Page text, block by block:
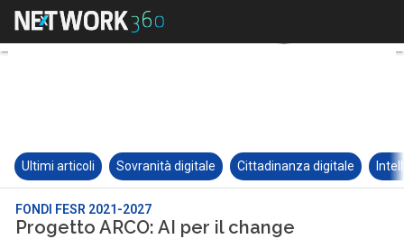
Ultimi articoli Sovranità digitale Cittadinanza digitale
FONDI FESR 2021-2027
Progetto ARCO: AI per il change